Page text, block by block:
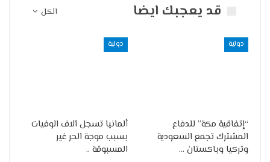
الكل قد يعجبك ايضا
دولية
“إتفاقية مكة” للدفاع
المشترك تجمع السعودية
وتركيا وباكستان …
دولية
ألمانيا تسجل آلاف الوفيات
بسبب موجة الحر غير
المسبوقة ..